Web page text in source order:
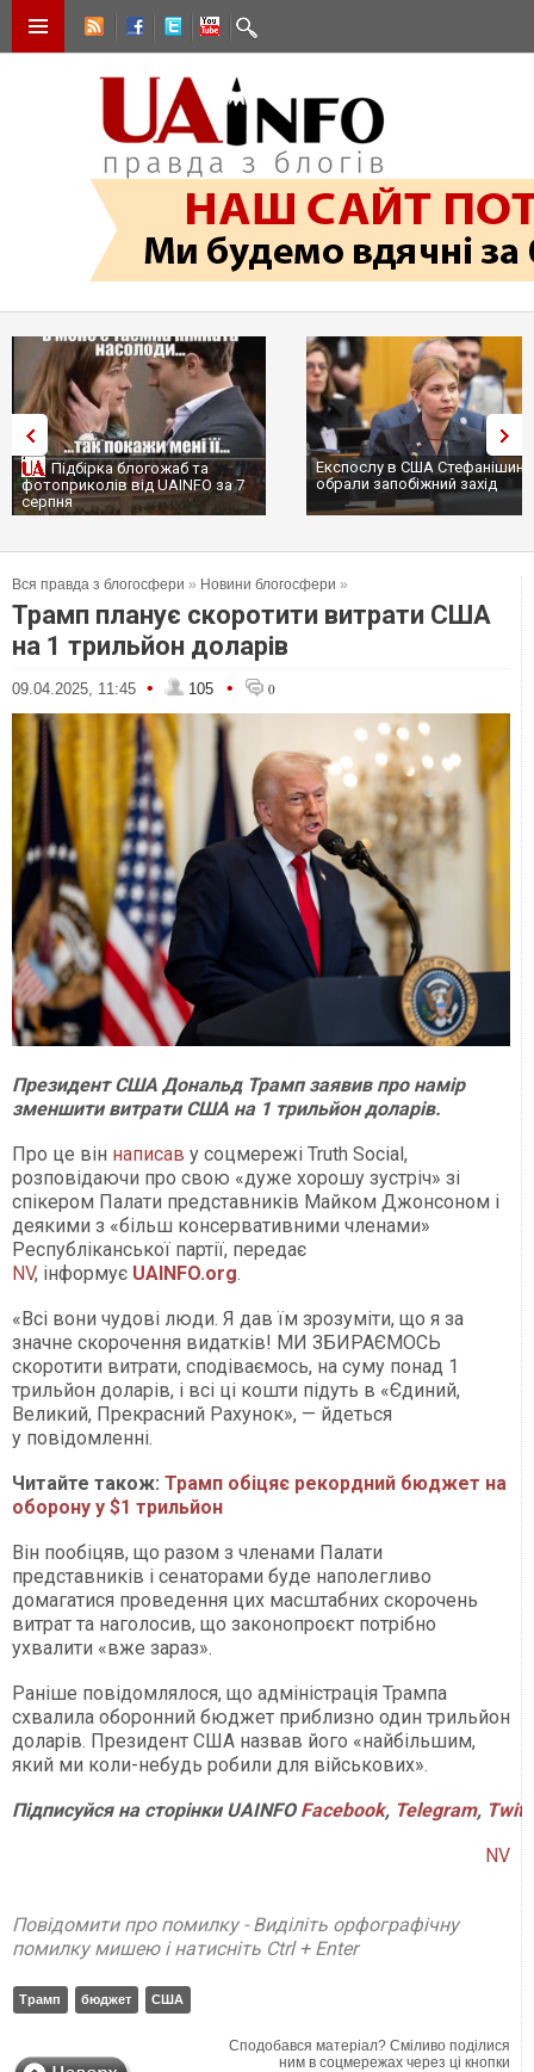
Підбірка блогожаб та
фотоприколів від UAINFO за 7
серпня
Експослу в США
обрали запобіжний захід
Вся правда з блогосфери » Новини блогосфери »
Трамп планує скоротити витрати США
на 1 трильйон доларів
09.04.2025, 11:45 • 105 • 0
Президент США Дональд Трамп заявив про намір
зменшити витрати США на 1 трильйон доларів.
Про це він написав у соцмережі Truth Social,
розповідаючи про свою «дуже хорошу зустріч» зі
спікером Палати представників Майком Джонсоном і
деякими з «більш консервативними членами»
Республіканської партії, передає
NV, інформує UAINFO.org.
«Всі вони чудові люди. Я дав їм зрозуміти, що я за
значне скорочення видатків! МИ ЗБИРАЄМОСЬ
скоротити витрати, сподіваємось, на суму понад 1
трильйон доларів, і всі ці кошти підуть в «Єдиний,
Великий, Прекрасний Рахунок», — йдеться
у повідомленні.
Читайте також: Трамп обіцяє рекордний бюджет на
оборону у $1 трильйон
Він пообіцяв, що разом з членами Палати
представників і сенаторами буде наполегливо
домагатися проведення цих масштабних скорочень
витрат та наголосив, що законопроєкт потрібно
ухвалити «вже зараз».
Раніше повідомлялося, що адміністрація Трампа
схвалила оборонний бюджет приблизно один трильйон
доларів. Президент США назвав його «найбільшим,
який ми коли-небудь робили для військових».
ПідписуйсянасторінкиUAINFO Facebook, Telegram,
NV
Повідомити про помилку - Виділіть орфографічну
помилку мишею і натисніть Ctrl + Enter
Трамп бюджет США
Сподобався матеріал? Сміливо поділися
ним в соцмережах через ці кнопки